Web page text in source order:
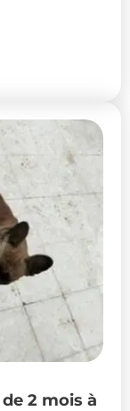
2 mois à